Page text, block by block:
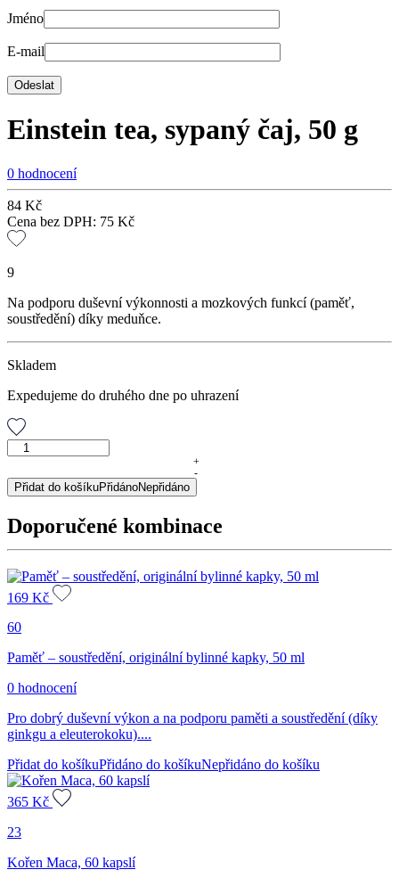
Jméno
E-mail
Einstein tea, sypaný čaj, 50 g
0 hodnocení
84 Kč
Cena bez DPH: 75 Kč
9
Na podporu duševní výkonnosti a mozkových funkcí (paměť,
soustředění) díky meduňce.
Skladem
Expedujeme do druhého dne po uhrazení
Einstein
sypaný
čaj,
množství
+
-
Přidat do košíkuPřidánoNepřidáno
Doporučené kombinace
169 Kč
60
Paměť – soustředění, originální bylinné kapky, 50 ml
0 hodnocení
Pro dobrý duševní výkon a na podporu paměti a soustředění (díky
ginkgu a eleuterokoku)....
Přidat do košíkuPřidáno do košíkuNepřidáno do košíku
365 Kč
23
Kořen Maca, 60 kapslí